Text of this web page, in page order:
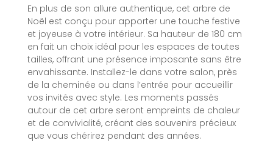
En plus de son allure authentique, cet arbre de
Noël est conçu pour apporter une touche festive
et joyeuse à votre intérieur. Sa hauteur de 180 cm
en fait un choix idéal pour les espaces de toutes
tailles, offrant une présence imposante sans être
envahissante. Installez-le dans votre salon, près
de la cheminée ou dans l’entrée pour accueillir
vos invités avec style. Les moments passés
autour de cet arbre seront empreints de chaleur
et de convivialité, créant des souvenirs précieux
que vous chérirez pendant des années.